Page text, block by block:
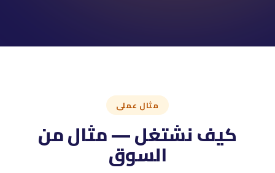
مثال عملى
كيف نشتغل — مثال من
السوق